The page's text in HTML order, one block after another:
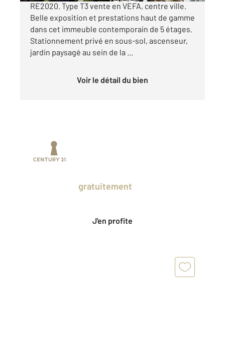
RE2020. Type T3 vente en VEFA, centre ville.
Belle exposition et prestations haut de gamme
dans cet immeuble contemporain de 5 étages.
Stationnement privé en sous-sol, ascenseur,
jardin paysagé au sein de la ...
Voir le détail du bien
gratuitement
J'en profite